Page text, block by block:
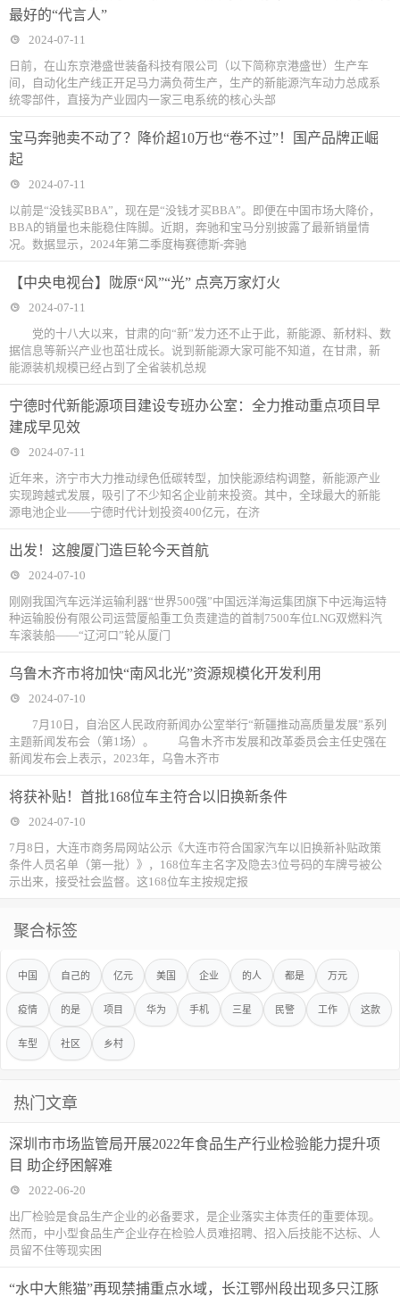
最好的“代言人”
2024-07-11
日前，在山东京港盛世装备科技有限公司（以下简称京港盛世）生产车
间，自动化生产线正开足马力满负荷生产，生产的新能源汽车动力总成系
统零部件，直接为产业园内一家三电系统的核心头部
宝马奔驰卖不动了？降价超10万也“卷不过”！国产品牌正崛
起
2024-07-11
以前是“没钱买BBA”，现在是“没钱才买BBA”。即便在中国市场大降价，
BBA的销量也未能稳住阵脚。近期，奔驰和宝马分别披露了最新销量情
况。数据显示，2024年第二季度梅赛德斯-奔驰
【中央电视台】陇原“风”“光” 点亮万家灯火
2024-07-11
党的十八大以来，甘肃的向“新”发力还不止于此，新能源、新材料、数
据信息等新兴产业也茁壮成长。说到新能源大家可能不知道，在甘肃，新
能源装机规模已经占到了全省装机总规
宁德时代新能源项目建设专班办公室：全力推动重点项目早
建成早见效
2024-07-11
近年来，济宁市大力推动绿色低碳转型，加快能源结构调整，新能源产业
实现跨越式发展，吸引了不少知名企业前来投资。其中，全球最大的新能
源电池企业——宁德时代计划投资400亿元，在济
出发！这艘厦门造巨轮今天首航
2024-07-10
刚刚我国汽车远洋运输利器“世界500强”中国远洋海运集团旗下中远海运特
种运输股份有限公司运营厦船重工负责建造的首制7500车位LNG双燃料汽
车滚装船——“辽河口”轮从厦门
乌鲁木齐市将加快“南风北光”资源规模化开发利用
2024-07-10
7月10日，自治区人民政府新闻办公室举行“新疆推动高质量发展”系列
主题新闻发布会（第1场）。 乌鲁木齐市发展和改革委员会主任史强在
新闻发布会上表示，2023年，乌鲁木齐市
将获补贴！首批168位车主符合以旧换新条件
2024-07-10
7月8日，大连市商务局网站公示《大连市符合国家汽车以旧换新补贴政策
条件人员名单（第一批）》，168位车主名字及隐去3位号码的车牌号被公
示出来，接受社会监督。这168位车主按规定报
聚合标签
中国 自己的 亿元 美国 企业 的人 都是 万元
疫情 的是 项目 华为 手机 三星 民警 工作 这款
车型 社区 乡村
热门文章
深圳市市场监管局开展2022年食品生产行业检验能力提升项
目 助企纾困解难
2022-06-20
出厂检验是食品生产企业的必备要求，是企业落实主体责任的重要体现。
然而，中小型食品生产企业存在检验人员难招聘、招入后技能不达标、人
员留不住等现实困
“水中大熊猫”再现禁捕重点水域，长江鄂州段出现多只江豚